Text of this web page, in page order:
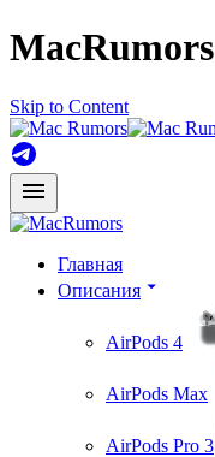
MacRumors
Skip to Content
Главная
Описания
AirPods 4
AirPods Max
AirPods Pro 3